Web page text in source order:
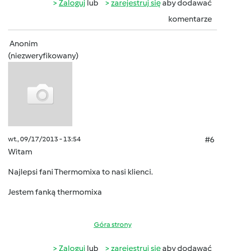
Zaloguj lub zarejestruj sięaby dodawać
komentarze
Anonim
(niezweryfikowany)
wt., 09/17/2013 - 13:54
#6
Witam
Najlepsi fani Thermomixa to nasi klienci.
Jestem fanką thermomixa
Góra strony
Zaloguj lub zarejestruj sięaby dodawać